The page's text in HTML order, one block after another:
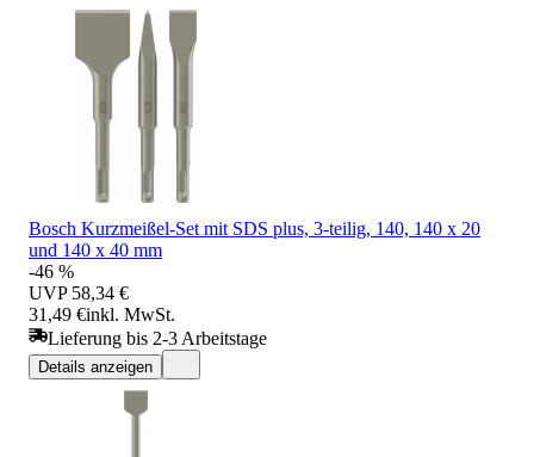
Bosch Kurzmeißel-Set mit SDS plus, 3-teilig, 140, 140 x 20
und 140 x 40 mm
-46 %
UVP 58,34 €
31,49 €inkl. MwSt.
Lieferung bis 2-3 Arbeitstage
Details anzeigen